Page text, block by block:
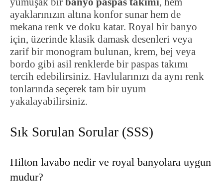
ayaklarınızın altına konfor sunar hem de
mekana renk ve doku katar. Royal bir banyo
için, üzerinde klasik damask desenleri veya
zarif bir monogram bulunan, krem, bej veya
bordo gibi asil renklerde bir paspas takımı
tercih edebilirsiniz. Havlularınızı da aynı renk
tonlarında seçerek tam bir uyum
yakalayabilirsiniz.
Sık Sorulan Sorular (SSS)
Hilton lavabo nedir ve royal banyolara uygun
mudur?